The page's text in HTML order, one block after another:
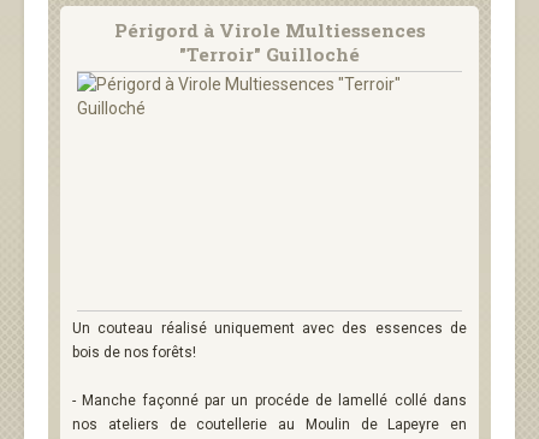
Périgord à Virole Multiessences
"Terroir" Guilloché
Un couteau réalisé uniquement avec des essences de
bois de nos forêts!
- Manche façonné par un procéde de lamellé collé dans
nos ateliers de coutellerie au Moulin de Lapeyre en